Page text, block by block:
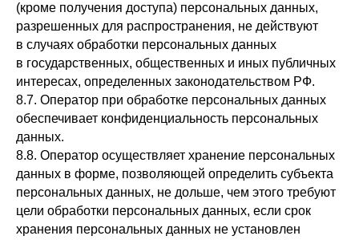
(кроме получения доступа) персональных данных,
разрешенных для распространения, не действуют
в случаях обработки персональных данных
в государственных, общественных и иных публичных
интересах, определенных законодательством РФ.
8.7. Оператор при обработке персональных данных
обеспечивает конфиденциальность персональных
данных.
8.8. Оператор осуществляет хранение персональных
данных в форме, позволяющей определить субъекта
персональных данных, не дольше, чем этого требуют
цели обработки персональных данных, если срок
хранения персональных данных не установлен